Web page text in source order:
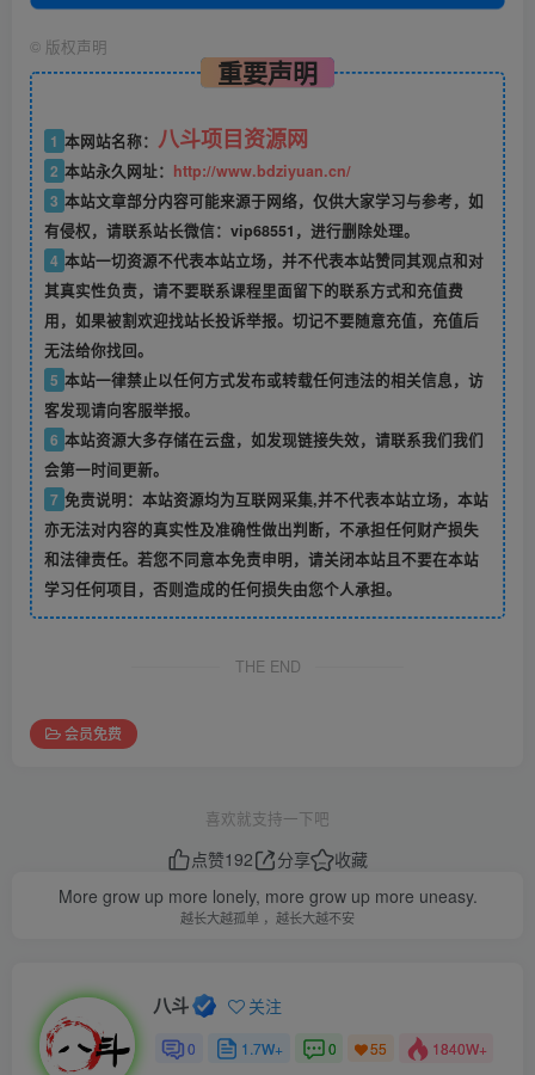
© 版权声明
重要声明
1 本网站名称： 八斗项目资源网
2 本站永久网址： http://www.bdziyuan.cn/
3 本站文章部分内容可能来源于网络，仅供大家学习与参考，如
有侵权，请联系站长微信：vip68551，进行删除处理。
4 本站一切资源不代表本站立场，并不代表本站赞同其观点和对
其真实性负责，请不要联系课程里面留下的联系方式和充值费
用，如果被割欢迎找站长投诉举报。切记不要随意充值，充值后
无法给你找回。
5 本站一律禁止以任何方式发布或转载任何违法的相关信息，访
客发现请向客服举报。
6 本站资源大多存储在云盘，如发现链接失效，请联系我们我们
会第一时间更新。
7 免责说明：本站资源均为互联网采集,并不代表本站立场，本站
亦无法对内容的真实性及准确性做出判断，不承担任何财产损失
和法律责任。若您不同意本免责申明，请关闭本站且不要在本站
学习任何项目，否则造成的任何损失由您个人承担。
THE END
会员免费
喜欢就支持一下吧
点赞192 分享
收藏
More grow up more lonely, more grow up more uneasy.
越长大越孤单 ，越长大越不安
八斗 关注
0 1.7W+ 0 55 1840W+